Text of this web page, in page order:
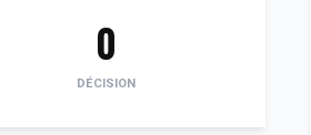
0
DÉCISION